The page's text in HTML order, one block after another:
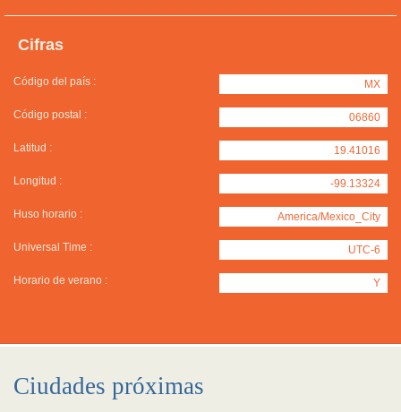
Cifras
Código del país : MX
Código postal : 06860
Latitud : 19.41016
Longitud : -99.13324
Huso horario : America/Mexico_City
Universal Time : UTC-6
Horario de verano : Y
Ciudades próximas